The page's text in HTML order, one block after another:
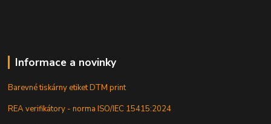
Informace a novinky
Barevné tiskárny etiket DTM print
REA verifikátory - norma ISO/IEC 15415:2024